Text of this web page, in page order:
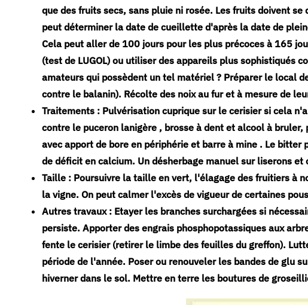
que des fruits secs, sans pluie ni rosée. Les fruits doivent
peut déterminer la date de cueillette d'après la date de
Cela peut aller de 100 jours pour les plus précoces à 165
(test de LUGOL) ou utiliser des appareils plus sophistiqués
amateurs qui possèdent un tel matériel ? Préparer le local
contre le balanin). Récolte des noix au fur et à mesure de
Traitements : Pulvérisation cuprique sur le cerisier si cela
contre le puceron lanigère , brosse à dent et alcool à
avec apport de bore en périphérie et barre à mine . Le
de déficit en calcium. Un désherbage manuel sur liserons
Taille : Poursuivre la taille en vert, l'élagage des fruitiers à
la vigne. On peut calmer l'excès de vigueur de certaines
Autres travaux : Etayer les branches surchargées si
persiste. Apporter des engrais phosphopotassiques aux
fente le cerisier (retirer le limbe des feuilles du greffon).
période de l'année. Poser ou renouveler les bandes de glu
hiverner dans le sol. Mettre en terre les boutures de